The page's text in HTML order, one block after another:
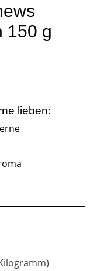
150 g
lieben: